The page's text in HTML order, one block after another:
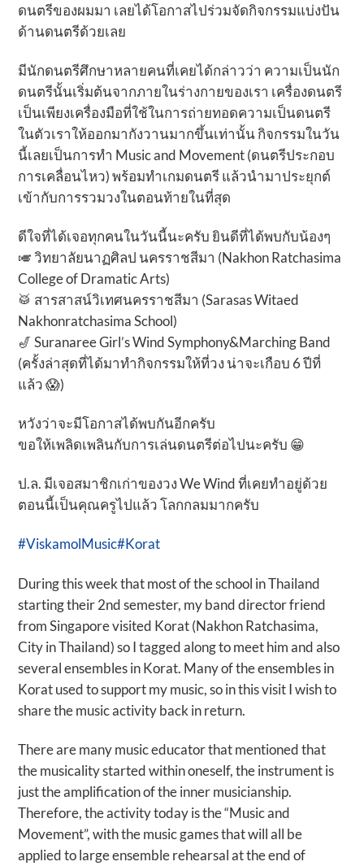
ดนตรีของผมมา เลยได้โอกาสไปร่วมจัดกิจกรรมแบ่งปัน
ด้านดนตรีด้วยเลย
มีนักดนตรีศึกษาหลายคนที่เคยได้กล่าวว่า ความเป็นนัก
ดนตรีนั้นเริ่มต้นจากภายในร่างกายของเรา เครื่องดนตรี
เป็นเพียงเครื่องมือที่ใช้ในการถ่ายทอดความเป็นดนตรี
ในตัวเราให้ออกมากังวานมากขึ้นเท่านั้น กิจกรรมในวัน
นี้เลยเป็นการทำ Music and Movement (ดนตรีประกอบ
การเคลื่อนไหว) พร้อมทำเกมดนตรี แล้วนำมาประยุกต์
เข้ากับการรวมวงในตอนท้ายในที่สุด
ดีใจที่ได้เจอทุกคนในวันนี้นะครับ ยินดีที่ได้พบกับน้องๆ
🎺 วิทยาลัยนาฏศิลป นครราชสีมา (Nakhon Ratchasima
College of Dramatic Arts)
🥁 สารสาสน์วิเทศนครราชสีมา (Sarasas Witaed
Nakhonratchasima School)
🎷 Suranaree Girl’s Wind Symphony&Marching Band
(ครั้งล่าสุดที่ได้มาทำกิจกรรมให้ที่วง น่าจะเกือบ 6 ปีที่
แล้ว 😱)
หวังว่าจะมีโอกาสได้พบกันอีกครับ
ขอให้เพลิดเพลินกับการเล่นดนตรีต่อไปนะครับ 😁
ป.ล. มีเจอสมาชิกเก่าของวง We Wind ที่เคยทำอยู่ด้วย
ตอนนี้เป็นคุณครูไปแล้ว โลกกลมมากครับ
#ViskamolMusic#Korat
During this week that most of the school in Thailand
starting their 2nd semester, my band director friend
from Singapore visited Korat (Nakhon Ratchasima,
City in Thailand) so I tagged along to meet him and also
several ensembles in Korat. Many of the ensembles in
Korat used to support my music, so in this visit I wish to
share the music activity back in return.
There are many music educator that mentioned that
the musicality started within oneself, the instrument is
just the amplification of the inner musicianship.
Therefore, the activity today is the “Music and
Movement”, with the music games that will all be
applied to large ensemble rehearsal at the end of